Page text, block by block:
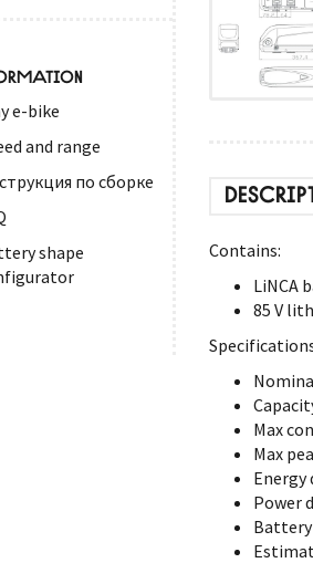
e-bike
and range
по сборке
shape
Contains:
LiNCA
85 V
Max
Max
Energy
Power
Battery